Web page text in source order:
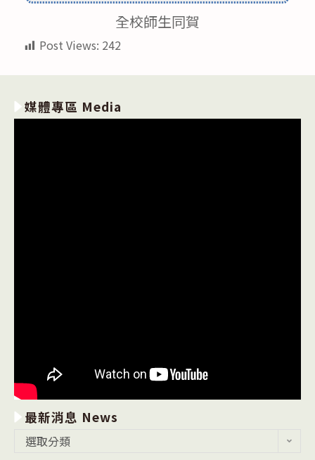
全校師生同賀
Post Views: 242
媒體專區 Media
最新消息 News
選取分類